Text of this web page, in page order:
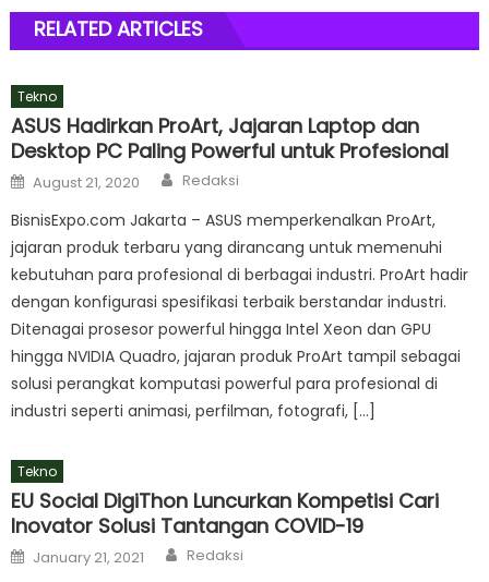
RELATED ARTICLES
Tekno
ASUS Hadirkan ProArt, Jajaran Laptop dan
Desktop PC Paling Powerful untuk Profesional
Posted
on
August 21, 2020 Author
Redaksi
BisnisExpo.com Jakarta – ASUS memperkenalkan ProArt,
jajaran produk terbaru yang dirancang untuk memenuhi
kebutuhan para profesional di berbagai industri. ProArt hadir
dengan konfigurasi spesifikasi terbaik berstandar industri.
Ditenagai prosesor powerful hingga Intel Xeon dan GPU
hingga NVIDIA Quadro, jajaran produk ProArt tampil sebagai
solusi perangkat komputasi powerful para profesional di
industri seperti animasi, perfilman, fotografi, […]
Tekno
EU Social DigiThon Luncurkan Kompetisi Cari
Inovator Solusi Tantangan COVID-19
Posted
on
January 21, 2021 Author
Redaksi